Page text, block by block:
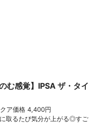
む感覚】IPSA ザ・タイ
ア価格 4,400円
るたび気分が上がる◎すご